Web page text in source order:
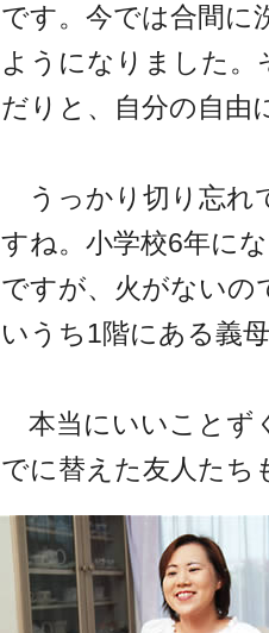
です。今では合間に
ようになりました。
だりと、自分の自由
うっかり切り忘れ
すね。小学校6年に
ですが、火がないの
いうち1階にある義
本当にいいことず
でに替えた友人たち